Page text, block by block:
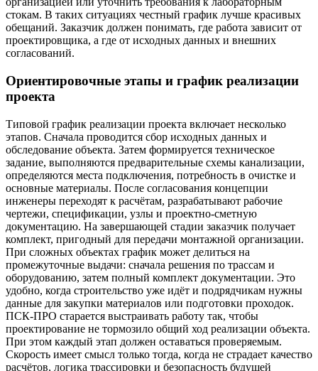
стокам. В таких ситуациях честный график лучше красивых
обещаний. Заказчик должен понимать, где работа зависит от
проектировщика, а где от исходных данных и внешних
согласований.
Ориентировочные этапы и график реализации
проекта
Типовой график реализации проекта включает несколько
этапов. Сначала проводится сбор исходных данных и
обследование объекта. Затем формируется техническое
задание, выполняются предварительные схемы канализации,
определяются места подключения, потребность в очистке и
основные материалы. После согласования концепции
инженеры переходят к расчётам, разрабатывают рабочие
чертежи, спецификации, узлы и проектно-сметную
документацию. На завершающей стадии заказчик получает
комплект, пригодный для передачи монтажной организации.
При сложных объектах график может делиться на
промежуточные выдачи: сначала решения по трассам и
оборудованию, затем полный комплект документации. Это
удобно, когда строительство уже идёт и подрядчикам нужны
данные для закупки материалов или подготовки проходок.
ПСК-ПРО старается выстраивать работу так, чтобы
проектирование не тормозило общий ход реализации объекта.
При этом каждый этап должен оставаться проверяемым.
Скорость имеет смысл только тогда, когда не страдает качество
расчётов, логика трассировки и безопасность будущей